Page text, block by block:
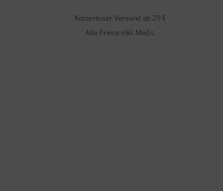
Kostenloser Versand ab 29 €
Alle Preise inkl. MwSt.